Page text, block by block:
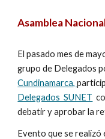
Asamblea
El pasado mes de
grupo de Delegados
Cundinamarca,
Delegados SUNET
debatir y aprobar la
Evento que se realizó